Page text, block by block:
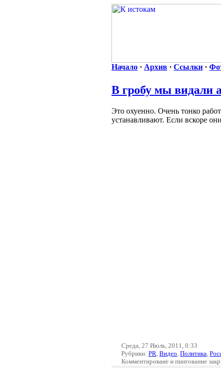
Начало · Архив · Ссылки ·
В гробу мы видали
Это охуенно. Очень тонко
устанавливают. Если вскоре
Среда, 27 Июль, 2011, 0:33
Рубрики: PR Видео Политика
Комментироваие и пингование